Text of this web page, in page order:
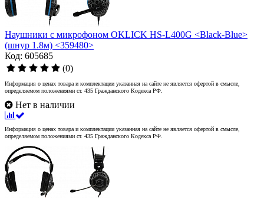
Наушники с микрофоном OKLICK HS-L400G <Black-Blue>
(шнур 1.8м) <359480>
Код: 605685
(0)
Информация о ценах товара и комплектации указанная на сайте не является офертой в смысле,
определяемом положениями ст. 435 Гражданского Кодекса РФ.
Нет в наличии
Информация о ценах товара и комплектации указанная на сайте не является офертой в смысле,
определяемом положениями ст. 435 Гражданского Кодекса РФ.